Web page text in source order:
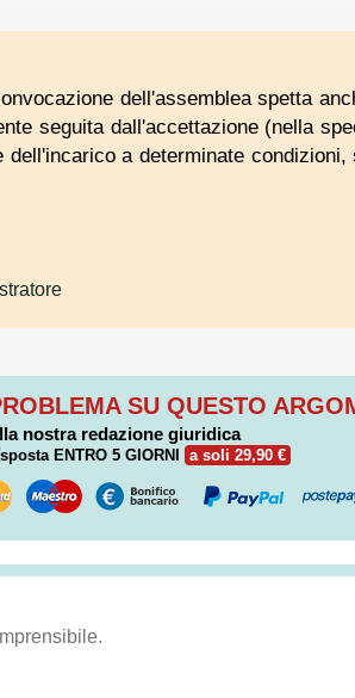
dell'assemblea spetta
seguita dall'accettazione (nella
a determinate
SU QUESTO
nostra redazione giuridica
ENTRO 5 GIORNI a soli 29,90 €